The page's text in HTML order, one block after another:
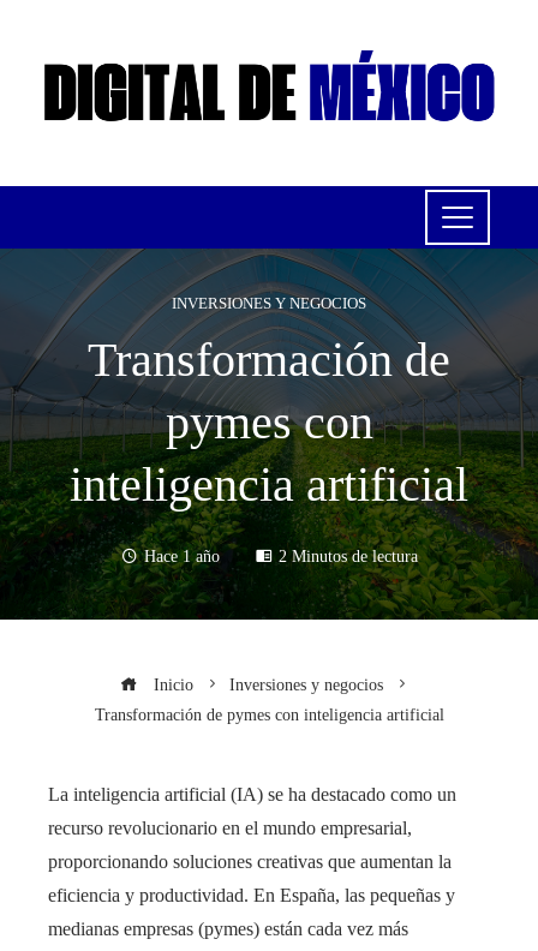
INVERSIONES Y NEGOCIOS
Transformación de
pymes con
inteligencia artificial
Hace 1 año 2 Minutos de lectura
Inicio
Inversiones y negocios
Transformación de pymes con inteligencia artificial
La inteligencia artificial (IA) se ha destacado como un
recurso revolucionario en el mundo empresarial,
proporcionando soluciones creativas que aumentan la
eficiencia y productividad. En España, las pequeñas y
medianas empresas (pymes) están cada vez más